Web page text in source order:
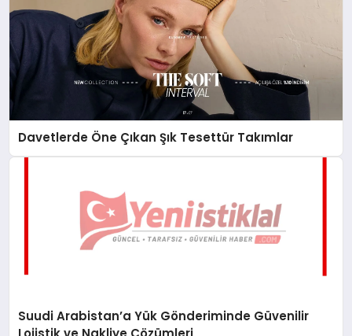
Davetlerde Öne Çıkan Şık Tesettür Takımlar
Suudi Arabistan’a Yük Gönderiminde Güvenilir